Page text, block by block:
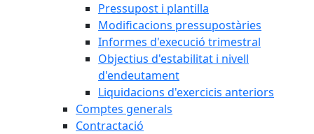
Pressupost i plantilla
Modificacions pressupostàries
Informes d'execució trimestral
Objectius d'estabilitat i nivell
d'endeutament
Liquidacions d'exercicis anteriors
Comptes generals
Contractació